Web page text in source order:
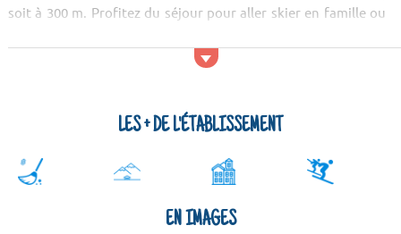
soit à 300 m. Profitez du séjour pour aller skier en famille ou
LES + DE L'ÉTABLISSEMENT
EN IMAGES